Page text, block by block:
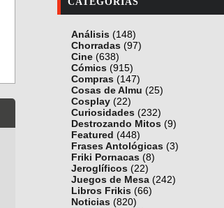
Análisis (148)
Chorradas (97)
Cine (638)
Cómics (915)
Compras (147)
Cosas de Almu (25)
Cosplay (22)
Curiosidades (232)
Destrozando Mitos (9)
Featured (448)
Frases Antológicas (3)
Friki Pornacas (8)
Jeroglíficos (22)
Juegos de Mesa (242)
Libros Frikis (66)
Noticias (820)